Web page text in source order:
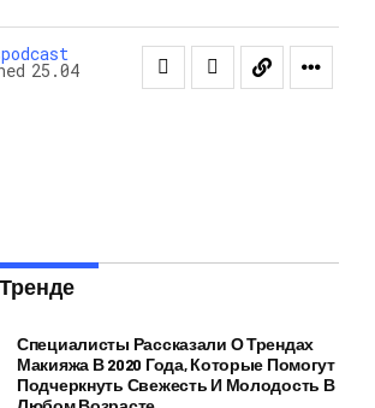
25.04
Специалисты Рассказали О Трендах
Макияжа В 2020 Года, Которые Помогут
Подчеркнуть Свежесть И Молодость В